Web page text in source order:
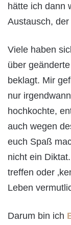
hätte ich dann
Austausch,
Viele haben
über
beklagt. Mir
nur
hochkochte,
auch wegen
euch Spaß
nicht ein
treffen oder
Leben
Darum bin ich